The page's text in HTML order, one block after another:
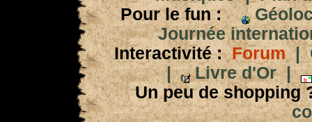
Pour le fun :
Journée
Interactivité : Forum|
|
Livre d'Or|
Un peu de shopping